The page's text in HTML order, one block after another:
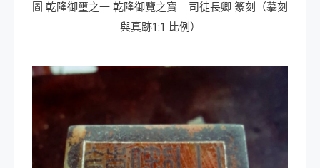
圖 乾隆御璽之一 乾隆御覽之寶 司徒長卿 篆刻（摹刻
與真跡1:1 比例）